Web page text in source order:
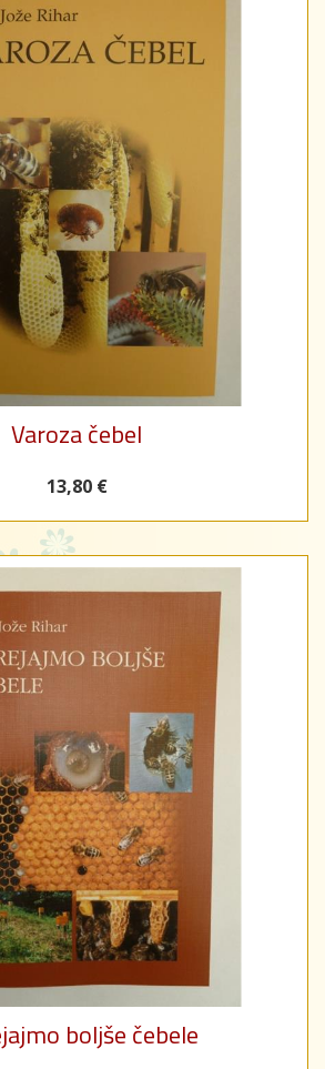
Varoza čebel
13,80 €
boljše čebele